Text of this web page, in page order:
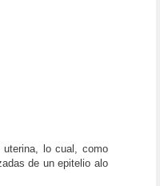
lo cual, como
de un epitelio alo